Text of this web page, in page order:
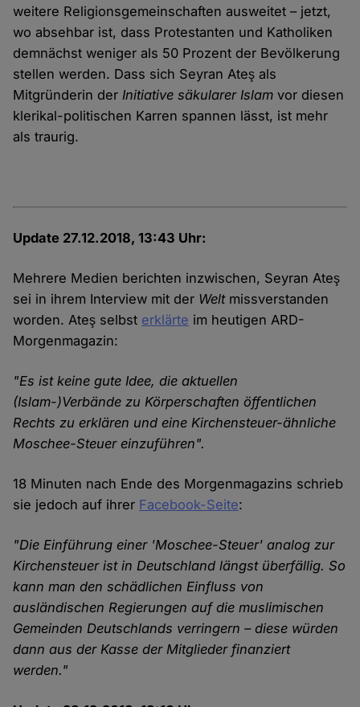
weitere Religionsgemeinschaften ausweitet – jetzt,
wo absehbar ist, dass Protestanten und Katholiken
demnächst weniger als 50 Prozent der Bevölkerung
stellen werden. Dass sich Seyran Ateş als
Mitgründerin derInitiative säkularer Islam vor diesen
klerikal-politischen Karren spannen lässt, ist mehr
als traurig.
Update 27.12.2018, 13:43 Uhr:
Mehrere Medien berichten inzwischen, Seyran Ateş
sei in ihrem Interview mit der Welt missverstanden
worden. Ateş selbst erklärte im heutigen ARD-
Morgenmagazin:
"Es ist keine gute Idee, die aktuellen
(Islam-)Verbände zu Körperschaften öffentlichen
Rechts zu erklären und eine Kirchensteuer-ähnliche
Moschee-Steuer einzuführen".
18 Minuten nach Ende des Morgenmagazins schrieb
sie jedoch auf ihrer Facebook-Seite:
"Die Einführung einer 'Moschee-Steuer' analog zur
Kirchensteuer ist in Deutschland längst überfällig. So
kann man den schädlichen Einfluss von
ausländischen Regierungen auf die muslimischen
Gemeinden Deutschlands verringern – diese würden
dann aus der Kasse der Mitglieder finanziert
werden."